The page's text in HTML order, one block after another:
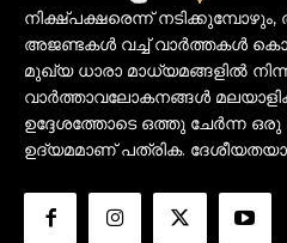
നിക്ഷ്പക്ഷരെന്ന് നടിക്കുമ്പോഴും,
അജണ്ടകൾ വച്ച് വാർത്തകൾ
മുഖ്യ ധാരാ മാധ്യമങ്ങളിൽ
വാർത്താവലോകനങ്ങൾ
ഉദ്ദേശത്തോടെ ഒത്തു ചേർന്ന ഒരു
ഉദ്യമമാണ് പത്രിക.